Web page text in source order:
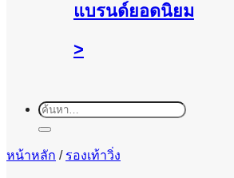
แบรนด์ยอดนิยม
>
ค้นหา:
หน้าหลัก / รองเท้าวิ่ง